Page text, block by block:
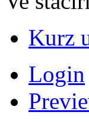
Kurz
Login